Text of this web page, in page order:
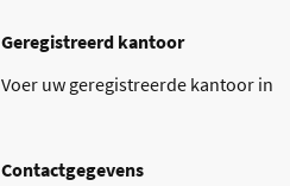
Geregistreerd kantoor
Voer uw geregistreerde kantoor in
Contactgegevens